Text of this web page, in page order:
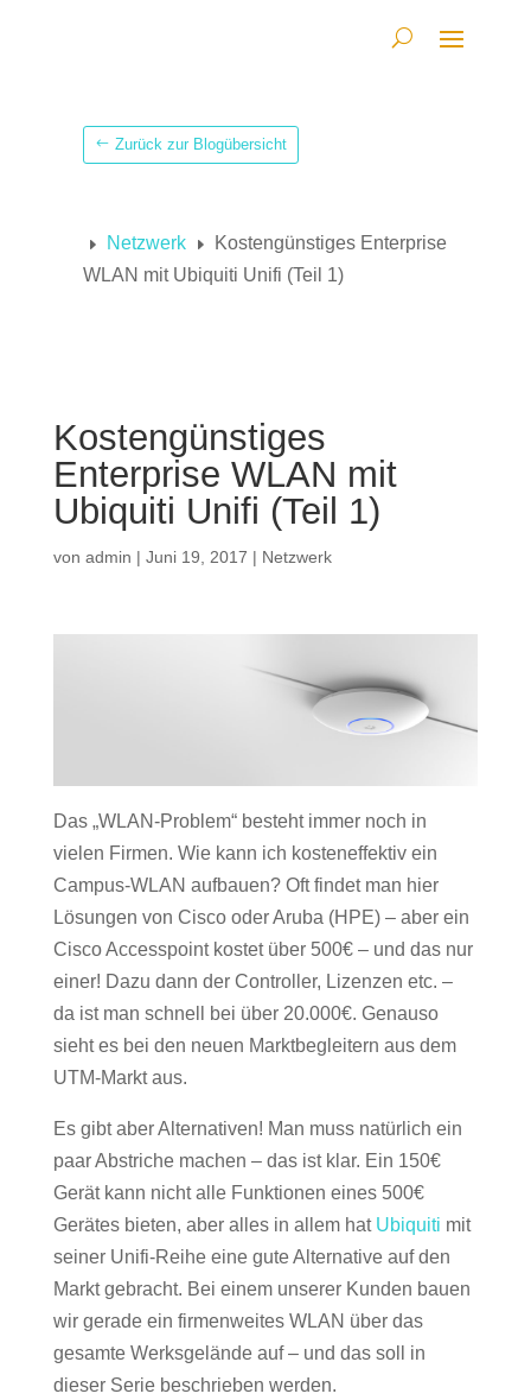
Zurück zur Blogübersicht
E Netzwerk E
Kostengünstiges Enterprise
WLAN mit Ubiquiti Unifi (Teil 1)
Kostengünstiges
Enterprise WLAN mit
Ubiquiti Unifi (Teil 1)
von admin | Juni 19, 2017 | Netzwerk
Das „WLAN-Problem“ besteht immer noch in
vielen Firmen. Wie kann ich kosteneffektiv ein
Campus-WLAN aufbauen? Oft findet man hier
Lösungen von Cisco oder Aruba (HPE) – aber ein
Cisco Accesspoint kostet über 500€ – und das nur
einer! Dazu dann der Controller, Lizenzen etc. –
da ist man schnell bei über 20.000€. Genauso
sieht es bei den neuen Marktbegleitern aus dem
UTM-Markt aus.
Es gibt aber Alternativen! Man muss natürlich ein
paar Abstriche machen – das ist klar. Ein 150€
Gerät kann nicht alle Funktionen eines 500€
Gerätes bieten, aber alles in allem hat Ubiquiti mit
seiner Unifi-Reihe eine gute Alternative auf den
Markt gebracht. Bei einem unserer Kunden bauen
wir gerade ein firmenweites WLAN über das
gesamte Werksgelände auf – und das soll in
dieser Serie beschrieben werden.